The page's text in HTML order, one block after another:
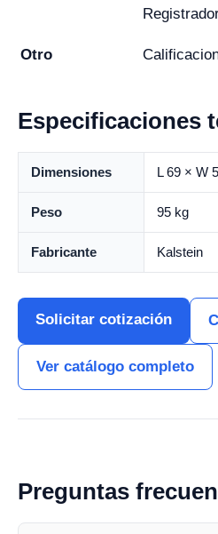
Otro
Especificaciones
Dimensiones L 69 × W
Peso 95 kg
Fabricante Kalstein
Solicitar cotización
Ver catálogo completo
Preguntas